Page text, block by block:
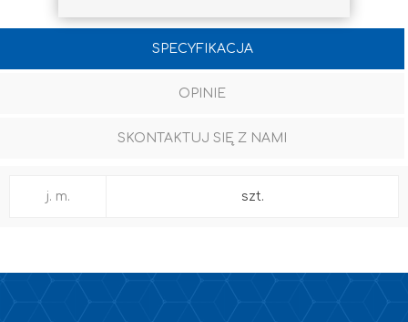
SPECYFIKACJA
OPINIE
SKONTAKTUJ SIĘ Z NAMI
j. m. szt.